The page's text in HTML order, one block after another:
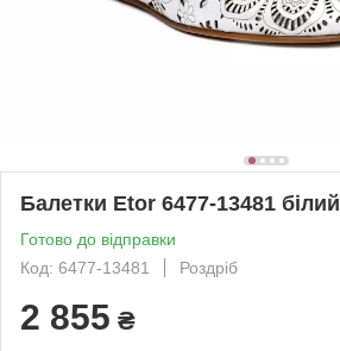
Балетки Etor 6477-13481 білий
Готово до відправки
Код: 6477-13481
Роздріб
2 855 ₴